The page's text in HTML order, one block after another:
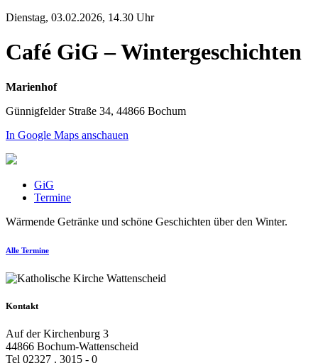
Dienstag, 03.02.2026, 14.30 Uhr
Café GiG – Wintergeschichten
Marienhof
Günnigfelder Straße 34, 44866 Bochum
In Google Maps anschauen
GiG
Termine
Wärmende Getränke und schöne Geschichten über den Winter.
Alle Termine
Kontakt
Auf der Kirchenburg 3
44866 Bochum-Wattenscheid
Tel 02327 . 3015 - 0